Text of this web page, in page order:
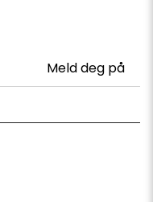
Meld deg på